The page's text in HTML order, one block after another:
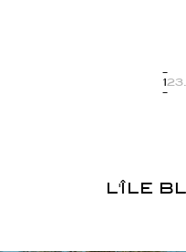
123
L'ÎLE